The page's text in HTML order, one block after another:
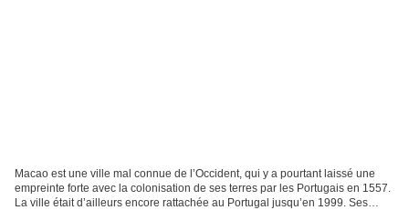
Macao est une ville mal connue de l’Occident, qui y a pourtant laissé une
empreinte forte avec la colonisation de ses terres par les Portugais en 1557.
La ville était d’ailleurs encore rattachée au Portugal jusqu’en 1999. Ses